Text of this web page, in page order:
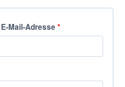
Mail-Adresse *